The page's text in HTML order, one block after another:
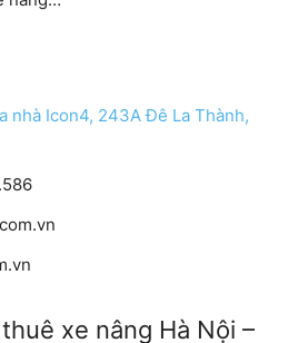
nhà Icon4, 243A Đê La Thành,
xe nâng Hà Nội –